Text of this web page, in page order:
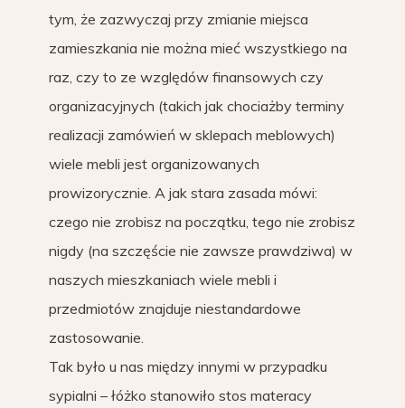
tym, że zazwyczaj przy zmianie miejsca
zamieszkania nie można mieć wszystkiego na
raz, czy to ze względów finansowych czy
organizacyjnych (takich jak chociażby terminy
realizacji zamówień w sklepach meblowych)
wiele mebli jest organizowanych
prowizorycznie. A jak stara zasada mówi:
czego nie zrobisz na początku, tego nie zrobisz
nigdy (na szczęście nie zawsze prawdziwa) w
naszych mieszkaniach wiele mebli i
przedmiotów znajduje niestandardowe
zastosowanie.
Tak było u nas między innymi w przypadku
sypialni – łóżko stanowiło stos materacy